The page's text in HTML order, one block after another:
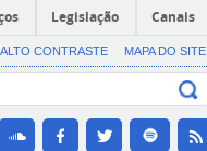
Legislação Canais
ALTO CONTRASTE MAPA DO SITE